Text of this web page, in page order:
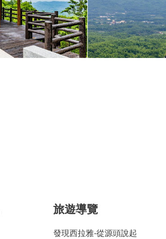
旅遊導覽
發現西拉雅-從源頭說起